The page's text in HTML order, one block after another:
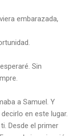
embarazada,
Sin
a Samuel. Y
en este lugar.
Desde el primer